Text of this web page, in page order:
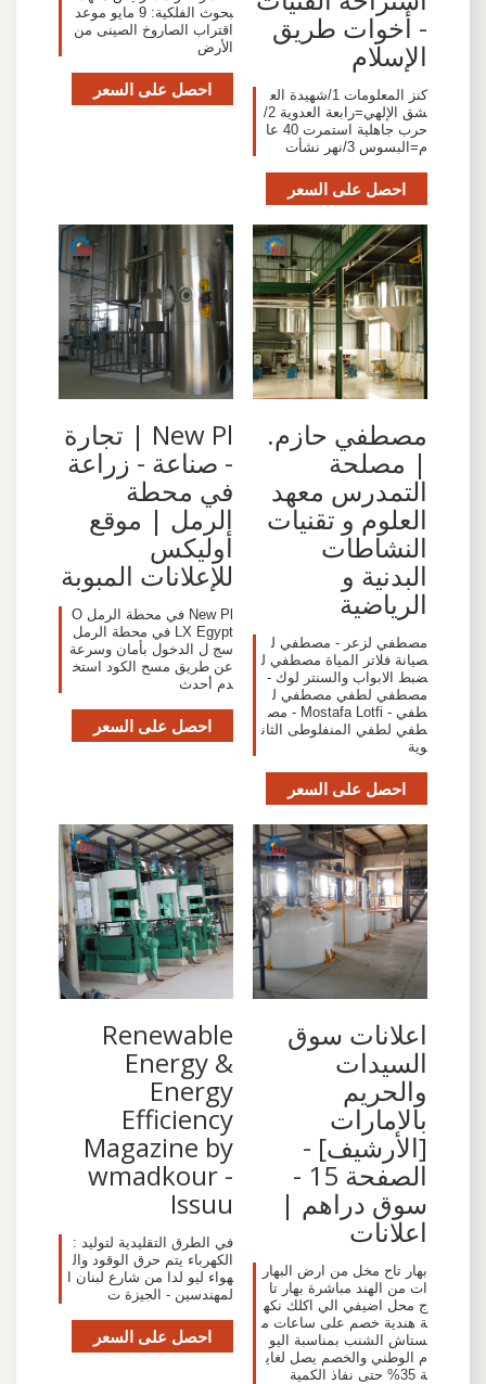
- أخوات طريق
الإسلام
كنز المعلومات 1/شهيدة الع
شق الإلهي=رابعة العدوية 2/
حرب جاهلية استمرت 40 عا
م=البسوس 3/نهر نشأت
احصل على السعر
بحوث الفلكية: 9 مايو موعد
اقتراب الصاروخ الصينى من
الأرض
احصل على السعر
‫مصطفي حازم.
| مصلحة
التمدرس معهد
العلوم و تقنيات
النشاطات
البدنية و
الرياضية
مصطفي لزعر - مصطفي ل
صيانة فلاتر المياة مصطفي ل
ضبط الابواب والسنتر لوك -
مصطفي لطفي مصطفي ل
طفي - Mostafa Lotfi - مص
طفي لطفي المنفلوطى الثان
وية
احصل على السعر
New Pl | تجارة
- صناعة - زراعة
في محطة
الرمل | موقع
أوليكس
للإعلانات المبوبة
New Pl في محطة الرمل O
LX Egypt في محطة الرمل
سج ل الدخول بأمان وسرعة
عن طريق مسح الكود استخ
دم أحدث
احصل على السعر
اعلانات سوق
السيدات
والحريم
بالامارات
[الأرشيف] -
الصفحة 15 -
سوق دراهم |
اعلانات
بهار تاح مخل من ارض البهار
ات من الهند مباشرة بهار تا
ج محل اضيفي الي اكلك نكه
ة هندية خصم على ساعات م
ستاش الشنب بمناسبة اليو
م الوطني والخصم يصل لغاي
ة 35% حتى نفاذ الكمية
Renewable
Energy &
Energy
Efficiency
Magazine by
wmadkour -
Issuu
‪: في الطرق التقليدية لتوليد
الكهرباء يتم حرق الوقود وال
هواء ليو لدا من شارع لبنان ا
لمهندسين - الجيزة ت
احصل على السعر